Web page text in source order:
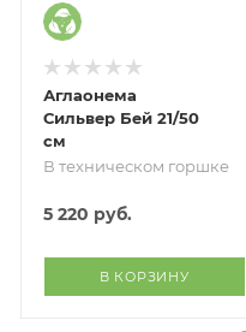
Аглаонема
Сильвер Бей 21/50
см
В техническом горшке
5 220 руб.
В КОРЗИНУ